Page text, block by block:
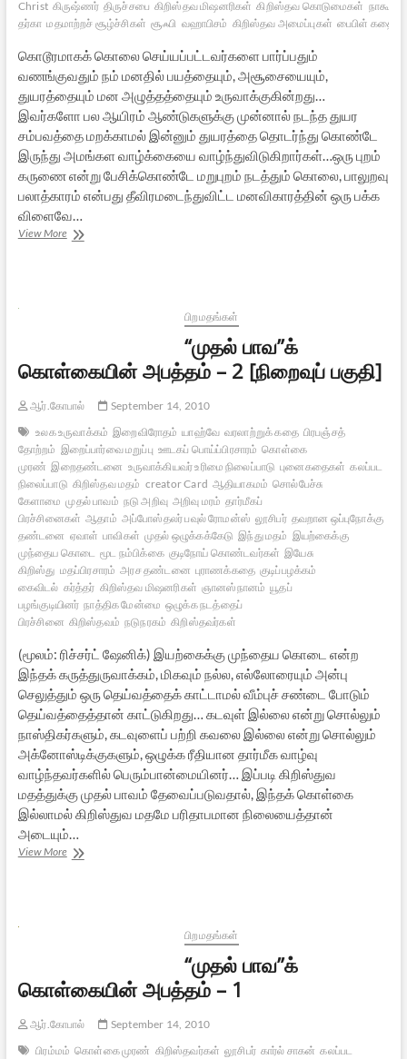
Christ கிருஷ்ணர் திருச்சபை கிறிஸ்தவ மிஷனரிகள் கிறிஸ்தவ கொடுமைகள் நாகூர்
தர்கா மதமாற்றச் சூழ்ச்சிகள் சூஃபி வஹாபிசம் கிறிஸ்தவ அமைப்புகள் பைபிள் கதை
கொடூரமாகக் கொலை செய்யப்பட்டவர்களை பார்ப்பதும்
வணங்குவதும் நம் மனதில் பயத்தையும், அசூசையையும்,
துயரத்தையும் மன அழுத்தத்தையும் உருவாக்குகின்றது…
இவர்களோ பல ஆயிரம் ஆண்டுகளுக்கு முன்னால் நடந்த துயர
சம்பவத்தை மறக்காமல் இன்னும் துயரத்தை தொடர்ந்து கொண்டே
இருந்து அமங்கள வாழ்க்கையை வாழ்ந்துவிடுகிறார்கள்…ஒரு புறம்
கருணை என்று பேசிக்கொண்டே மறுபுறம் நடத்தும் கொலை, பாலுறவு
பலாத்காரம் என்பது தீவிரமடைந்துவிட்ட மனவிகாரத்தின் ஒரு பக்க
விளைவே…
View Moreஇயேசுவை
பிறமதங்கள்
“முதல் பாவ”க்
கொள்கையின் அபத்தம் – 2 [நிறைவுப் பகுதி]
ஆர்.கோபால்
September 14, 2010
உலக உருவாக்கம் இறைவிரோதம் யாஹ்வே வரலாற்றுக் கதை பிரபஞ்சத்
தோற்றம் இறைப்பார்வை மறுப்பு ஊடகப் பொய்ப்பிரசாரம் கொள்கை
முரண் இறைதண்டனை உருவாக்கியவர் உரிமை நிலைப்பாடு புனைகதைகள் கலப்பட
நிலைப்பாடு கிறிஸ்தவ மதம் creator Card ஆதியாகமம் சொல்பேச்சு
கேளாமை முதல் பாவம் நடு அறிவு அறிவு மரம் தார்மீகப்
பிரச்சினைகள் ஆதாம் அப்போஸ்தலர் பவுல் ரோமன்ஸ் லூசிபர் தவறான ஒப்புநோக்கு
தண்டனை ஏவாள் பாவிகள் முதல் ஒழுக்கக்கேடு இந்து மதம் இயற்கைக்கு
முந்தைய கொடை
மூட நம்பிக்கை குடிநோய் கொண்டவர்கள் இயேசு
கிறிஸ்து மதப்பிரசாரம் அரச தண்டனை புராணக்கதை குடிப்பழக்கம்
கைவிடல் கர்த்தர் கிறிஸ்தவ மிஷனரிகள் ஞானஸ்நானம் யூதப்
பழங்குடியினர் நாத்திக மேன்மை ஒழுக்க நடத்தைப்
பிரச்சினை கிறிஸ்தவம் நடுநரகம் கிறிஸ்தவர்கள்
(மூலம்: ரிச்சர்ட் ஷேனிக்) இயற்கைக்கு முந்தைய கொடை என்ற
இந்தக் கருத்துருவாக்கம், மிகவும் நல்ல, எல்லோரையும் அன்பு
செலுத்தும் ஒரு தெய்வத்தைக் காட்டாமல் வீம்புச் சண்டை போடும்
தெய்வத்தைத்தான் காட்டுகிறது… கடவுள் இல்லை என்று சொல்லும்
நாஸ்திகர்களும், கடவுளைப் பற்றி கவலை இல்லை என்று சொல்லும்
அக்னோஸ்டிக்குகளும், ஒழுக்க ரீதியான தார்மீக வாழ்வு
வாழ்ந்தவர்களில் பெரும்பான்மையினர்… இப்படி கிறிஸ்துவ
மதத்துக்கு முதல் பாவம் தேவைப்படுவதால், இந்தக் கொள்கை
இல்லாமல் கிறிஸ்துவ மதமே பரிதாபமான நிலையைத்தான்
அடையும்…
View More“முதல்
பிறமதங்கள்
“முதல் பாவ”க்
கொள்கையின் அபத்தம் – 1
ஆர்.கோபால்
September 14, 2010
பிரம்மம் கொள்கை முரண் கிறிஸ்தவர்கள் லூசிபர் கார்ல் சாகன் கலப்பட